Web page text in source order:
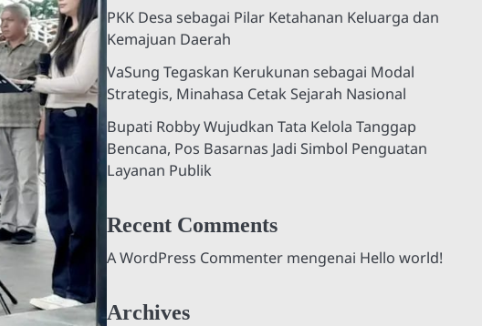
PKK Desa sebagai Pilar Ketahanan Keluarga dan
Kemajuan Daerah
VaSung Tegaskan Kerukunan sebagai Modal
Strategis, Minahasa Cetak Sejarah Nasional
Bupati Robby Wujudkan Tata Kelola Tanggap
Bencana, Pos Basarnas Jadi Simbol Penguatan
Layanan Publik
Recent Comments
A WordPress Commentermengenai Hello world!
Archives